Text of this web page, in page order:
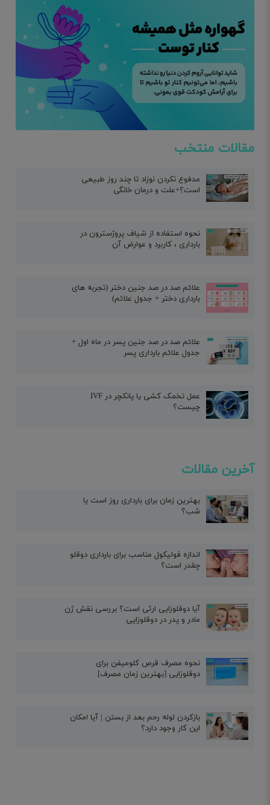
مقالات منتخب
مدفوع نکردن نوزاد تا چند روز طبیعی
است؟+علت و درمان خانگی
نحوه استفاده از شیاف پروژسترون در
بارداری ، کاربرد و عوارض آن
علائم صد در صد جنین دختر (تجربه های
بارداری دختر + جدول علائم)
علائم صد در صد جنین پسر در ماه اول +
جدول علائم بارداری پسر
عمل تخمک کشی یا پانکچر در IVF
چیست؟
آخرین مقالات
بهترین زمان برای بارداری روز است یا
شب؟
اندازه فولیکول مناسب برای بارداری دوقلو
چقدر است؟
آیا دوقلوزایی ارثی است؟ بررسی نقش ژن
مادر و پدر در دوقلوزایی
نحوه مصرف قرص کلومیفن برای
دوقلوزایی [بهترین زمان مصرف]
بازکردن لوله رحم بعد از بستن | آیا امکان
این کار وجود دارد؟